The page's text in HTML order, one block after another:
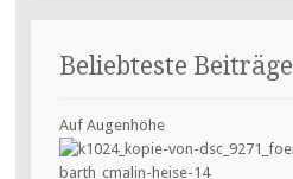
Beliebteste Beiträge
Auf Augenhöhe